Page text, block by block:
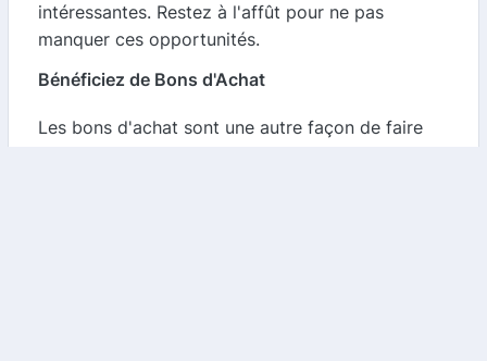
intéressantes. Restez à l'affût pour ne pas
manquer ces opportunités.
Bénéficiez de Bons d'Achat
Les bons d'achat sont une autre façon de faire